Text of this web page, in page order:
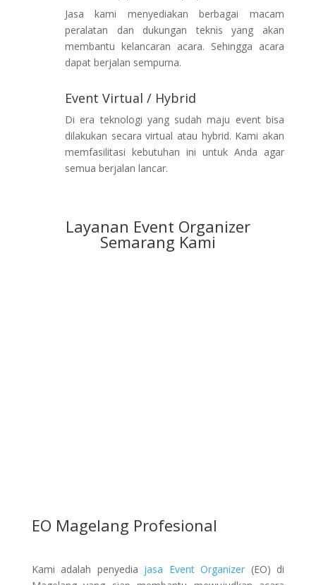
Jasa kami menyediakan berbagai macam
peralatan dan dukungan teknis yang akan
membantu kelancaran acara. Sehingga acara
dapat berjalan sempurna.
Event Virtual / Hybrid
Di era teknologi yang sudah maju event bisa
dilakukan secara virtual atau hybrid. Kami akan
memfasilitasi kebutuhan ini untuk Anda agar
semua berjalan lancar.
Layanan Event Organizer
Semarang Kami
EO Magelang Profesional
Kami adalah penyedia jasa Event Organizer (EO) di